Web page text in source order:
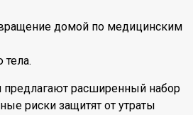
домой по медицинским
расширенный набор
риски защитят от утраты